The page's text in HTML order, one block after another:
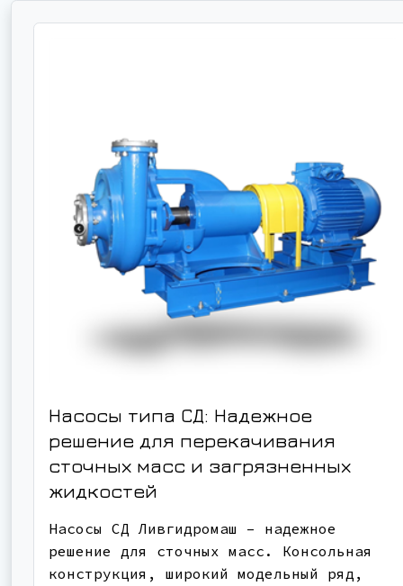
Насосы типа СД: Надежное
решение для перекачивания
сточных масс и загрязненных
жидкостей
Насосы СД Ливгидромаш – надежное
решение для сточных масс. Консольная
конструкция, широкий модельный ряд,